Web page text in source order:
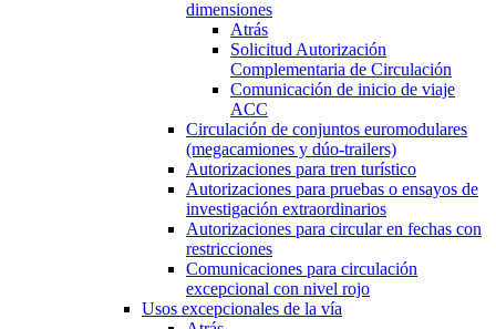
dimensiones
Atrás
Solicitud Autorización
Complementaria de Circulación
Comunicación de inicio de viaje
ACC
Circulación de conjuntos euromodulares
(megacamiones y dúo-trailers)
Autorizaciones para tren turístico
Autorizaciones para pruebas o ensayos de
investigación extraordinarios
Autorizaciones para circular en fechas con
restricciones
Comunicaciones para circulación
excepcional con nivel rojo
Usos excepcionales de la vía